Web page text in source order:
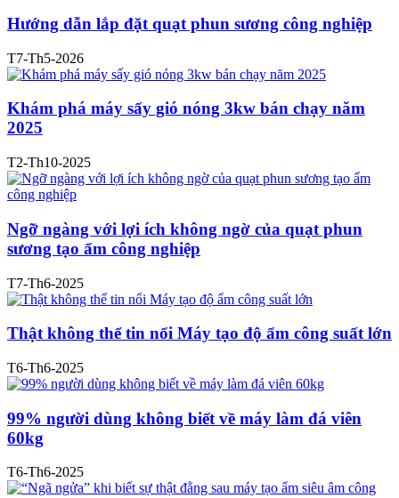
Hướng dẫn lắp đặt quạt phun sương công nghiệp
T7-Th5-2026
Khám phá máy sấy gió nóng 3kw bán chạy năm
2025
T2-Th10-2025
Ngỡ ngàng với lợi ích không ngờ của quạt phun
sương tạo ẩm công nghiệp
T7-Th6-2025
Thật không thể tin nổi Máy tạo độ ẩm công suất lớn
T6-Th6-2025
99% người dùng không biết về máy làm đá viên
60kg
T6-Th6-2025